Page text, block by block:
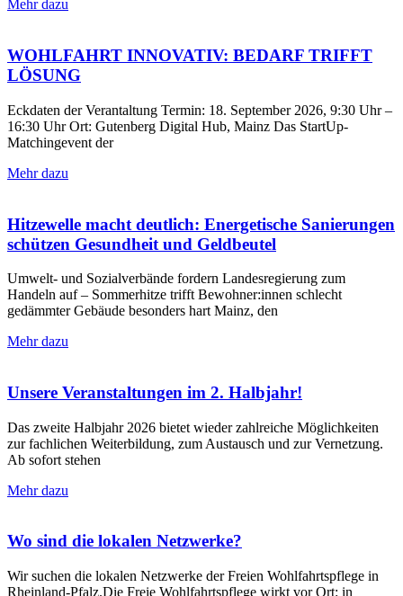
Mehr dazu
WOHLFAHRT INNOVATIV: BEDARF TRIFFT
LÖSUNG
Eckdaten der Verantaltung Termin: 18. September 2026, 9:30 Uhr –
16:30 Uhr Ort: Gutenberg Digital Hub, Mainz Das StartUp-
Matchingevent der
Mehr dazu
Hitzewelle macht deutlich: Energetische Sanierungen
schützen Gesundheit und Geldbeutel
Umwelt- und Sozialverbände fordern Landesregierung zum
Handeln auf – Sommerhitze trifft Bewohner:innen schlecht
gedämmter Gebäude besonders hart Mainz, den
Mehr dazu
Unsere Veranstaltungen im 2. Halbjahr!
Das zweite Halbjahr 2026 bietet wieder zahlreiche Möglichkeiten
zur fachlichen Weiterbildung, zum Austausch und zur Vernetzung.
Ab sofort stehen
Mehr dazu
Wo sind die lokalen Netzwerke?
Wir suchen die lokalen Netzwerke der Freien Wohlfahrtspflege in
Rheinland-Pfalz.Die Freie Wohlfahrtspflege wirkt vor Ort: in